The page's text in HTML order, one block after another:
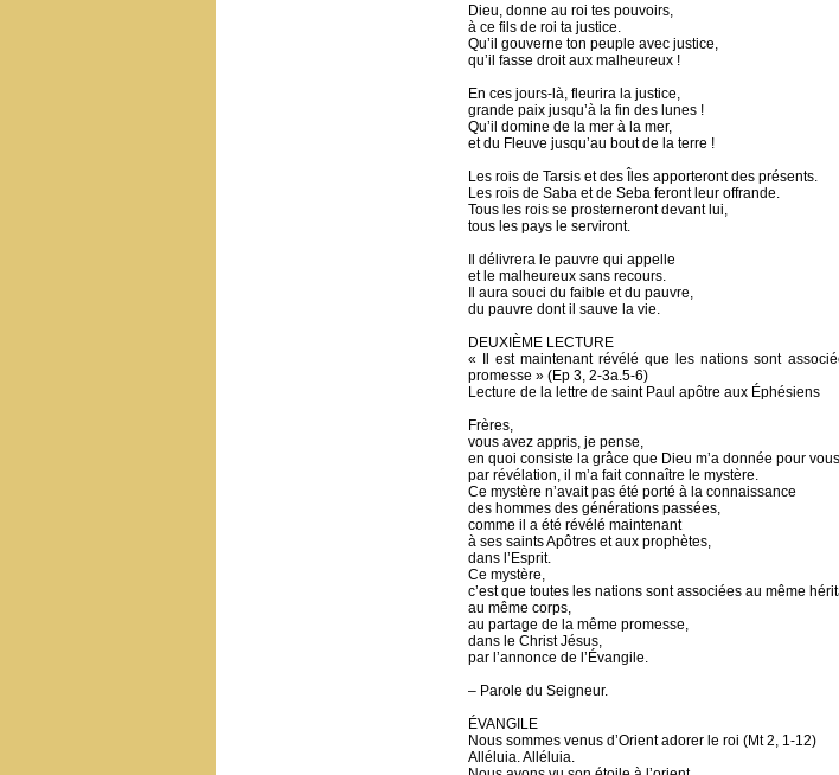
Dieu, donne au roi tes pouvoirs,
à ce fils de roi ta justice.
Qu’il gouverne ton peuple avec justice,
qu’il fasse droit aux malheureux !
En ces jours-là, fleurira la justice,
grande paix jusqu’à la fin des lunes !
Qu’il domine de la mer à la mer,
et du Fleuve jusqu’au bout de la terre !
Les rois de Tarsis et des Îles apporteront des présents.
Les rois de Saba et de Seba feront leur offrande.
Tous les rois se prosterneront devant lui,
tous les pays le serviront.
Il délivrera le pauvre qui appelle
et le malheureux sans recours.
Il aura souci du faible et du pauvre,
du pauvre dont il sauve la vie.
DEUXIÈME LECTURE
« Il est maintenant révélé que les nations sont
promesse » (Ep 3, 2-3a.5-6)
Lecture de la lettre de saint Paul apôtre aux Éphésiens
Frères,
vous avez appris, je pense,
en quoi consiste la grâce que Dieu m’a donnée pour
par révélation, il m’a fait connaître le mystère.
Ce mystère n’avait pas été porté à la connaissance
des hommes des générations passées,
comme il a été révélé maintenant
à ses saints Apôtres et aux prophètes,
dans l’Esprit.
Ce mystère,
c’est que toutes les nations sont associées au même
au même corps,
au partage de la même promesse,
dans le Christ Jésus,
par l’annonce de l’Évangile.
– Parole du Seigneur.
ÉVANGILE
Nous sommes venus d’Orient adorer le roi (Mt 2, 1-12)
Alléluia. Alléluia.